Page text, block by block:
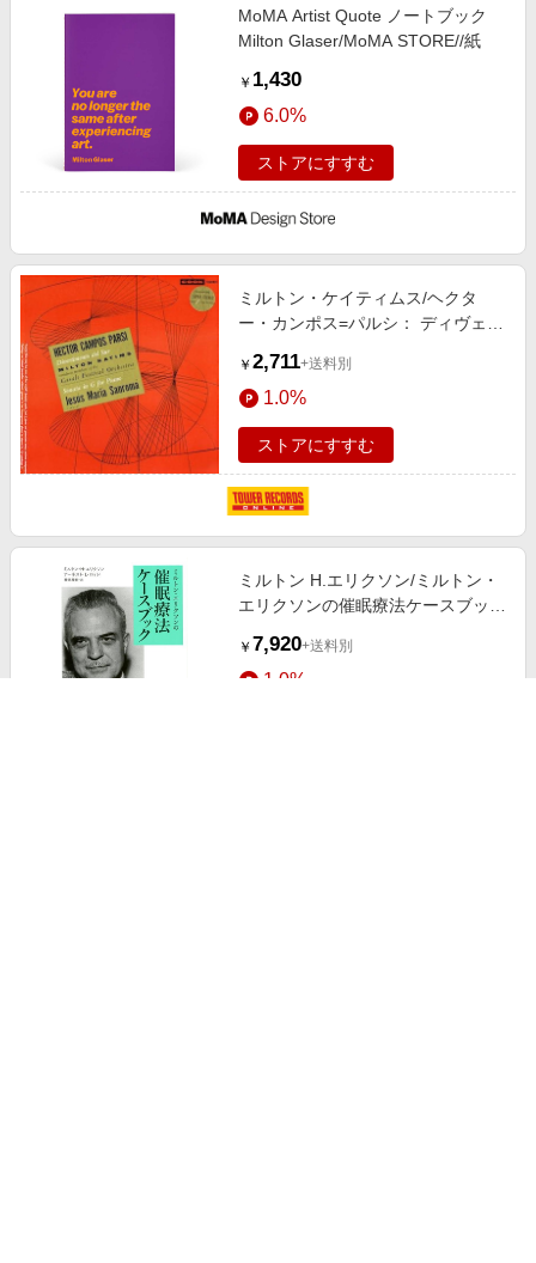
MoMA Artist Quote ノートブック
Milton Glaser/MoMA STORE//紙
￥ 1,430
6.0%
ストアにすすむ
ミルトン・ケイティムス/ヘクタ
ー・カンポス=パルシ： ディヴェル
[COOK01061]
￥ 2,711+送料別
1.0%
ストアにすすむ
ミルトン H.エリクソン/ミルトン・
エリクソンの催眠療法ケースブック
￥ 7,920+送料別
1.0%